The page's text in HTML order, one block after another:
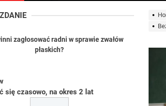
Uwaga Dębieńsko – woda
zagłosować radni w sprawie zwałów
płaskich?
się czasowo, na okres 2 lat